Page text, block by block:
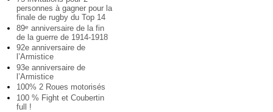
personnes à gagner pour la
finale de rugby du Top 14
89e anniversaire de la fin
de la guerre de 1914-1918
92e anniversaire de
l’Armistice
93e anniversaire de
l’Armistice
100% 2 Roues motorisés
100 % Fight et Coubertin
full !